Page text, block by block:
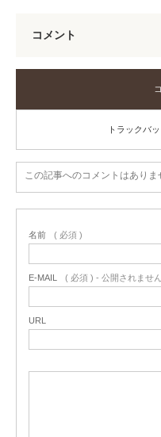
コメント
トラックバ
この記事へのコメントはありま
名前 ( 必須 )
E-MAIL ( 必須 ) - 公開されませ
URL